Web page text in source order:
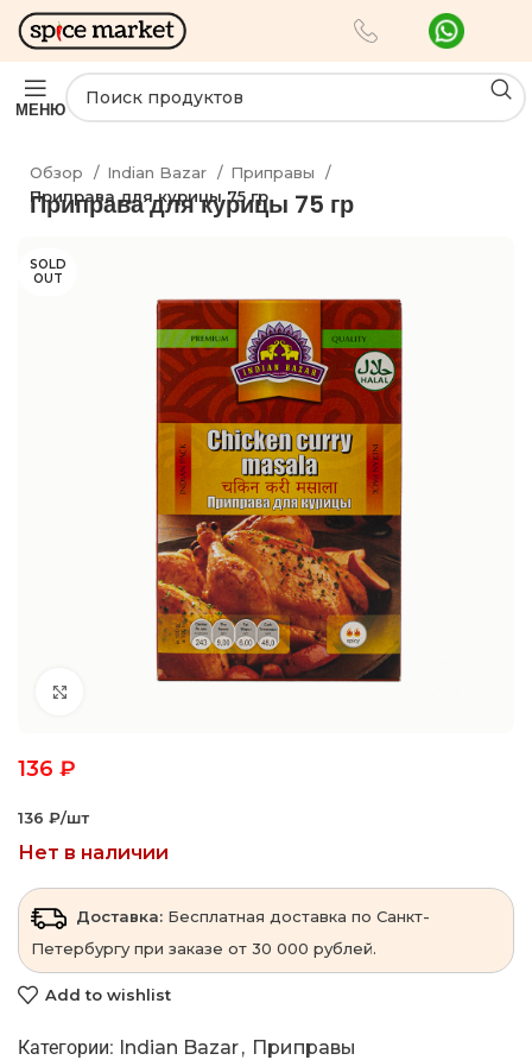
МЕНЮ
Обзор Indian Bazar
Приправы
Приправа для курицы 75 гр
Приправа для курицы 75 гр
SOLD
OUT
136 ₽
136 ₽‎/шт
Нет в наличии
Доставка: Бесплатная доставка по Санкт-
Петербургу при заказе от 30 000 рублей.
Add to wishlist
Категории: Indian Bazar, Приправы